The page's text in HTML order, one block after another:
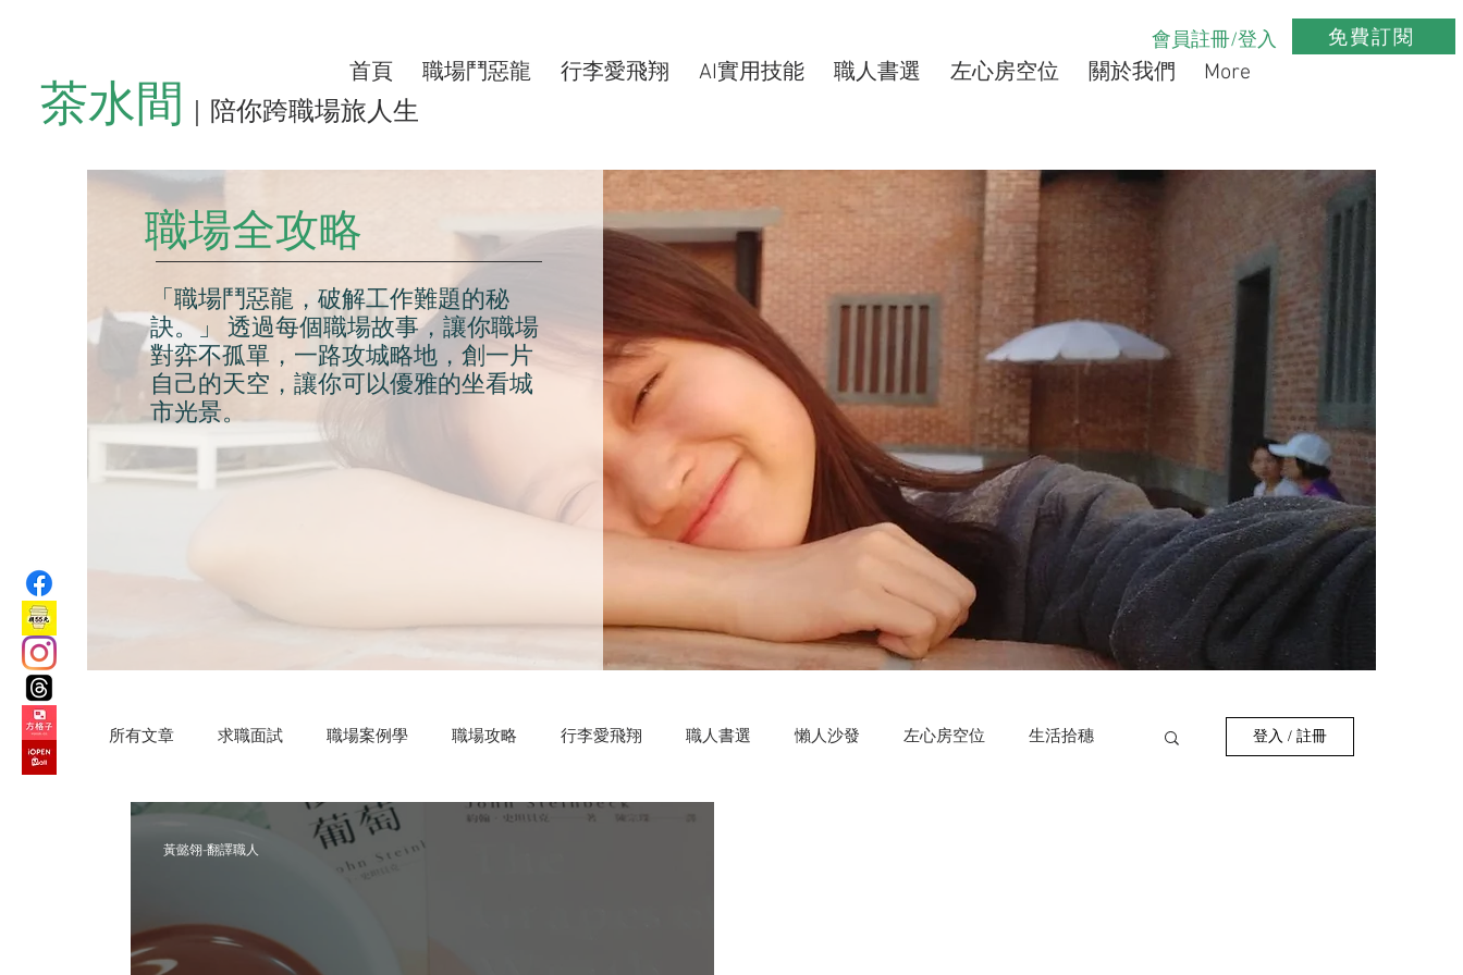
茶水間 ｜陪你跨職場旅人生
會員註冊/登入 免費訂閱
首頁 職場鬥惡龍 行李愛飛翔 AI實用技能 職人書選 左心房空位 關於我們 More
職場全攻略
「職場鬥惡龍，破解工作難題的秘
訣。」 透過每個職場故事，讓你職場
對弈不孤單，一路攻城略地，創一片
自己的天空，讓你可以優雅的坐看城
市光景。
所有文章 求職面試 職場案例學 職場攻略 行李愛飛翔 職人書選 懶人沙發 左心房空位 生活拾穗
VIP專屬 公益路上 測驗小程式 好康分享
登入 / 註冊
黃懿翎-翻譯職人